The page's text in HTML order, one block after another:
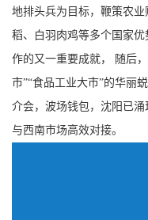
地排头兵为目标，鞭策农
稻、白羽肉鸡等多个国家
作的又一重要成就， 随后
市”“食品工业大市”的华丽
介会，波场钱包，沈阳已
与西南市场高效对接。